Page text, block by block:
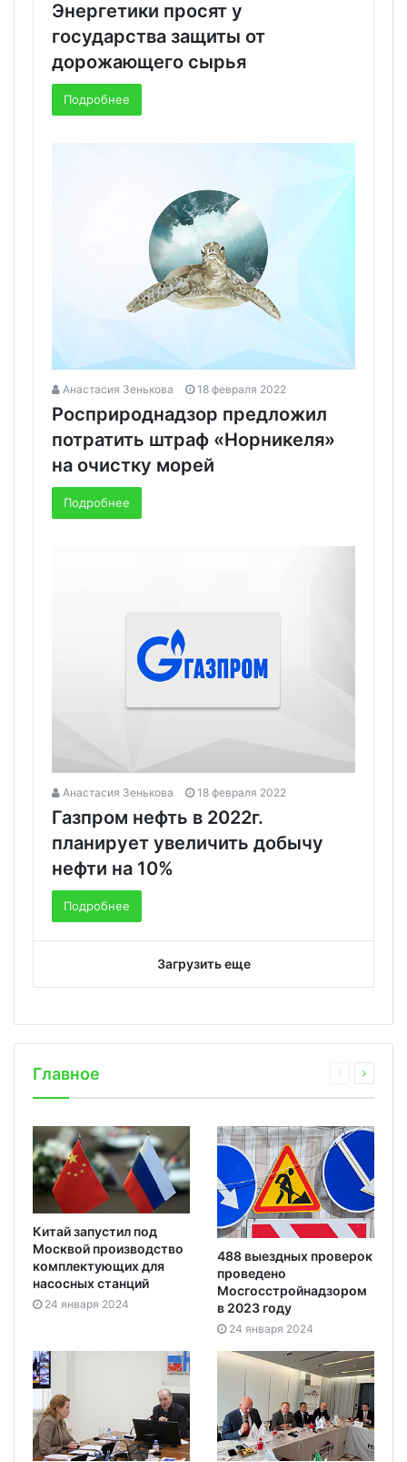
Энергетики просят у
государства защиты от
дорожающего сырья
Подробнее
Анастасия Зенькова 18 февраля 2022
Росприроднадзор предложил
потратить штраф «Норникеля»
на очистку морей
Подробнее
Анастасия Зенькова 18 февраля 2022
Газпром нефть в 2022г.
планирует увеличить добычу
нефти на 10%
Подробнее
Загрузить еще
Главное
Китай запустил под
Москвой производство
комплектующих для
насосных станций
24 января 2024
488 выездных проверок
проведено
Мосгосстройнадзором
в 2023 году
24 января 2024